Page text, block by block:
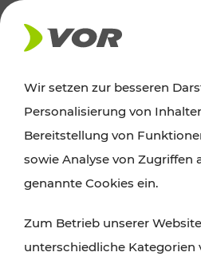
AKTUELLES
News
Alle wichtigen Meldungen
finden Sie hier im Überblick.
Wir setzen zur besseren
Personalisierung von
Bereitstellung von
sowie Analyse von Zugriffen
genannte Cookies ein.
Zum Betrieb unserer
unterschiedliche Kategorien